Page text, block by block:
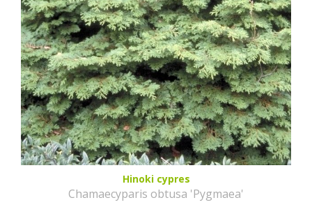
Hinoki cypres
Chamaecyparis obtusa 'Pygmaea'